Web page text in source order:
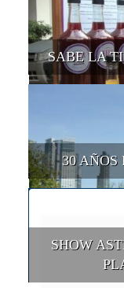
SABE LA
30 AÑOS
SHOW